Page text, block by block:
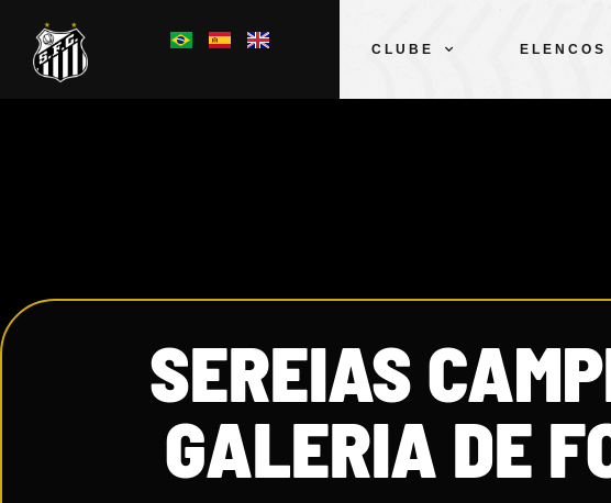
CLUBE ELENCOS
SEREIAS
GALERIA DE